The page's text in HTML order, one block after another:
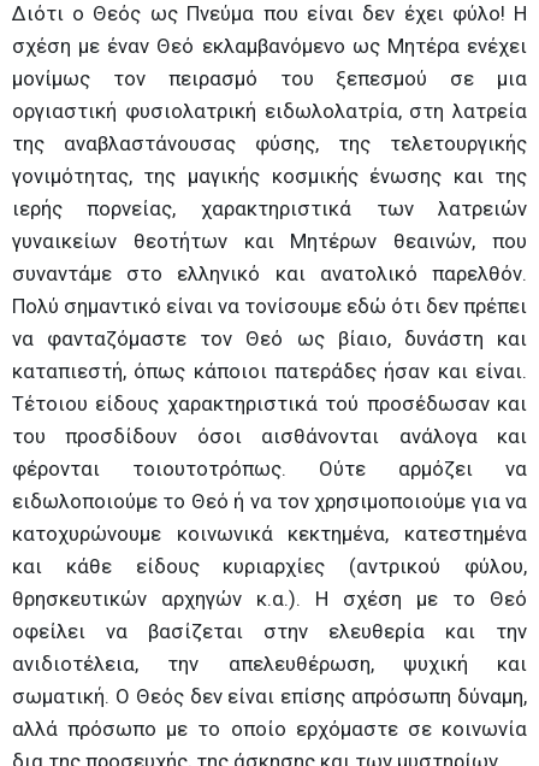
Διότι ο Θεός ως Πνεύμα που είναι δεν έχει φύλο! Η
σχέση με έναν Θεό εκλαμβανόμενο ως Μητέρα ενέχει
μονίμως τον πειρασμό του ξεπεσμού σε μια
οργιαστική φυσιολατρική ειδωλολατρία, στη λατρεία
της αναβλαστάνουσας φύσης, της τελετουργικής
γονιμότητας, της μαγικής κοσμικής ένωσης και της
ιερής πορνείας, χαρακτηριστικά των λατρειών
γυναικείων θεοτήτων και Μητέρων θεαινών, που
συναντάμε στο ελληνικό και ανατολικό παρελθόν.
Πολύ σημαντικό είναι να τονίσουμε εδώ ότι δεν πρέπει
να φανταζόμαστε τον Θεό ως βίαιο, δυνάστη και
καταπιεστή, όπως κάποιοι πατεράδες ήσαν και είναι.
Τέτοιου είδους χαρακτηριστικά τού προσέδωσαν και
του προσδίδουν όσοι αισθάνονται ανάλογα και
φέρονται τοιουτοτρόπως. Ούτε αρμόζει να
ειδωλοποιούμε το Θεό ή να τον χρησιμοποιούμε για να
κατοχυρώνουμε κοινωνικά κεκτημένα, κατεστημένα
και κάθε είδους κυριαρχίες (αντρικού φύλου,
θρησκευτικών αρχηγών κ.α.). Η σχέση με το Θεό
οφείλει να βασίζεται στην ελευθερία και την
ανιδιοτέλεια, την απελευθέρωση, ψυχική και
σωματική. Ο Θεός δεν είναι επίσης απρόσωπη δύναμη,
αλλά πρόσωπο με το οποίο ερχόμαστε σε κοινωνία